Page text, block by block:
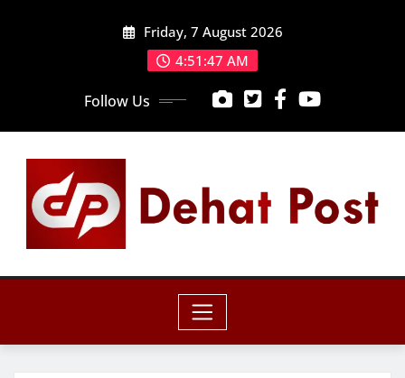
Friday, 7 August 2026
4:51:49 AM
Follow Us